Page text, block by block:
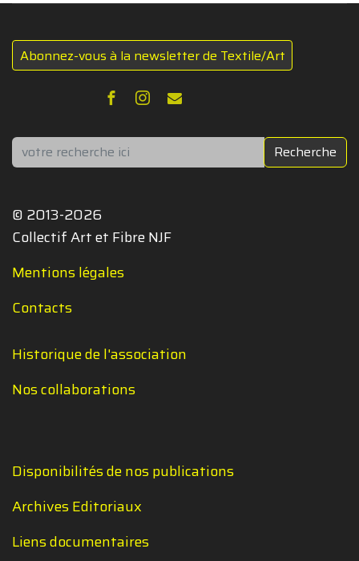
Abonnez-vous à la newsletter de Textile/Art
Rechercher Recherche
© 2013-2026
Collectif Art et Fibre NJF
Mentions légales
Contacts
Historique de l'association
Nos collaborations
Disponibilités de nos publications
Archives Editoriaux
Liens documentaires